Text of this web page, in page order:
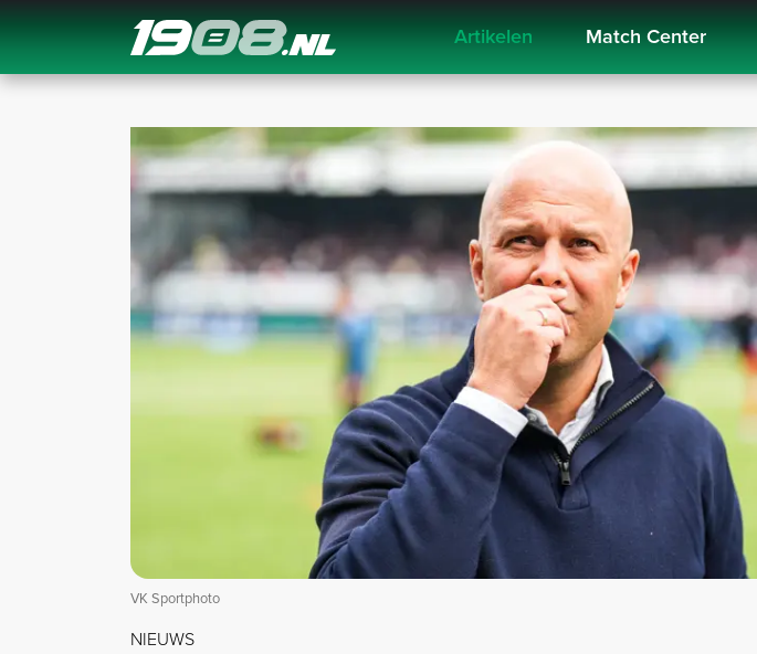
Navigation Artikelen Match Center
VK Sportphoto
NIEUWS